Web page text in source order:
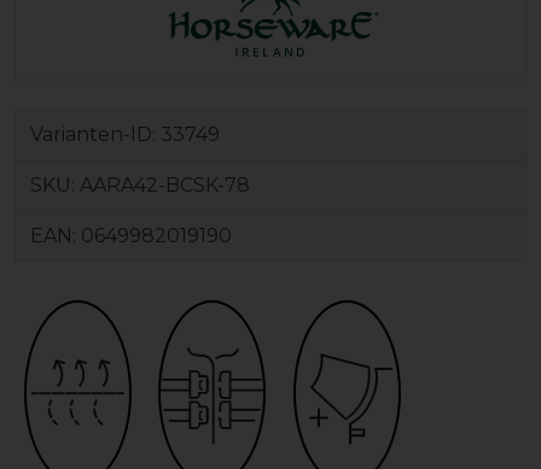
Varianten-ID: 33749
SKU: AARA42-BCSK-78
EAN: 0649982019190